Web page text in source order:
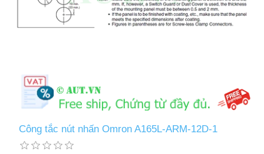
Công tắc nút nhấn Omron A165L-ARM-12D-1